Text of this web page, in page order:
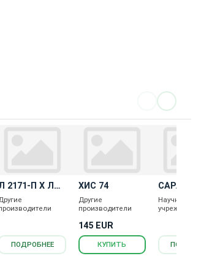
2171-П Х Л
2177-Н
ПОДРОБНЕЕ
ХИС 74
Другие
производители
145 EUR
КУПИТЬ
5
Научные
учреждения